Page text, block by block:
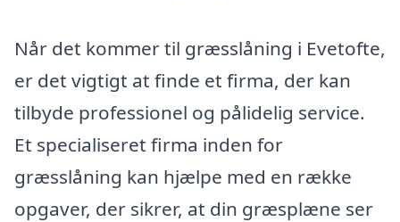
Når det kommer til græsslåning i Evetofte,
er det vigtigt at finde et firma, der kan
tilbyde professionel og pålidelig service.
Et specialiseret firma inden for
græsslåning kan hjælpe med en række
opgaver, der sikrer, at din græsplæne ser